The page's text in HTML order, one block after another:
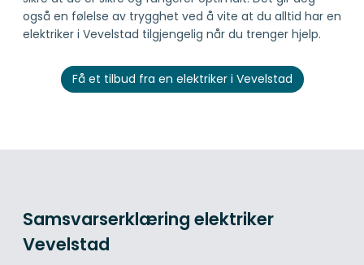
også en følelse av trygghet ved å vite at du alltid har en
elektriker i Vevelstad tilgjengelig når du trenger hjelp.
Få et tilbud fra en elektriker i Vevelstad
Samsvarserklæring elektriker
Vevelstad